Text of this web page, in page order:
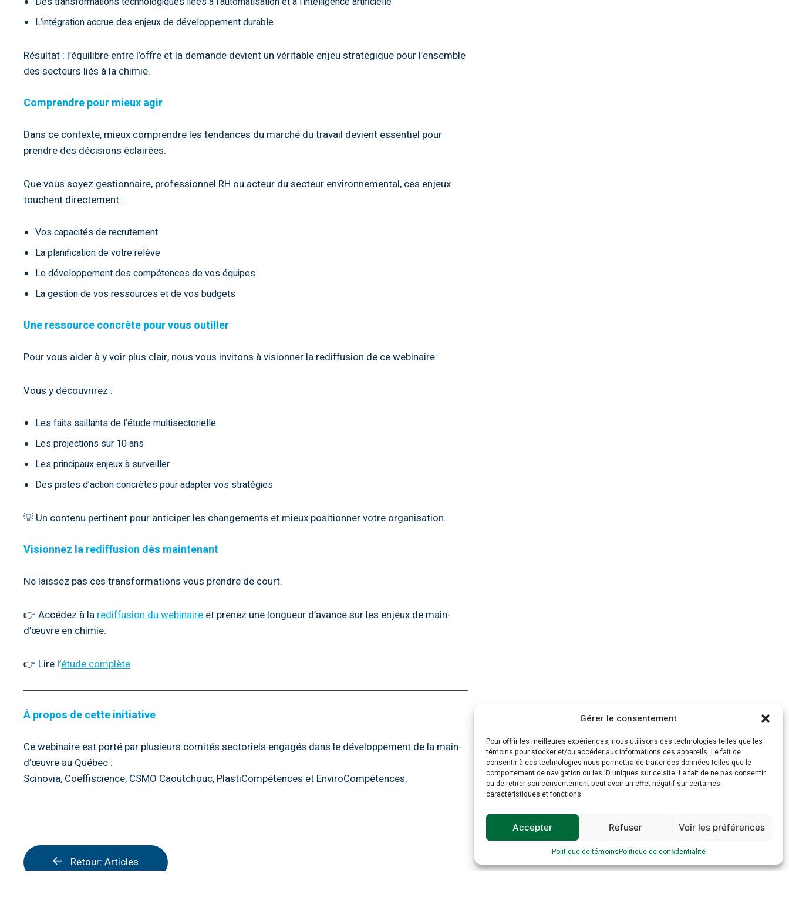
Gérer le consentement
Pour offrir les meilleures expériences, nous utilisons des technologies telles que les
témoins pour stocker et/ou accéder aux informations des appareils. Le fait de
consentir à ces technologies nous permettra de traiter des données telles que le
comportement de navigation ou les ID uniques sur ce site. Le fait de ne pas consentir
ou de retirer son consentement peut avoir un effet négatif sur certaines
caractéristiques et fonctions.
Accepter Refuser Voir les préférences
Politique de témoinsPolitique de confidentialité
L’intégration accrue des enjeux de développement durable
Résultat : l’équilibre entre l’offre et la demande devient un véritable enjeu stratégique pour l’ensemble
des secteurs liés à la chimie.
Comprendre pour mieux agir
Dans ce contexte, mieux comprendre les tendances du marché du travail devient essentiel pour
prendre des décisions éclairées.
Que vous soyez gestionnaire, professionnel RH ou acteur du secteur environnemental, ces enjeux
touchent directement :
Vos capacités de recrutement
La planification de votre relève
Le développement des compétences de vos équipes
La gestion de vos ressources et de vos budgets
Une ressource concrète pour vous outiller
Pour vous aider à y voir plus clair, nous vous invitons à visionner la rediffusion de ce webinaire.
Vous y découvrirez :
Les faits saillants de l’étude multisectorielle
Les projections sur 10 ans
Les principaux enjeux à surveiller
Des pistes d’action concrètes pour adapter vos stratégies
💡 Un contenu pertinent pour anticiper les changements et mieux positionner votre organisation.
Visionnez la rediffusion dès maintenant
Ne laissez pas ces transformations vous prendre de court.
👉 Accédez à larediffusion du webinaire et prenez une longueur d’avance sur les enjeux de main-
d’œuvre en chimie.
👉 Lire l’étude complète
À propos de cette initiative
Ce webinaire est porté par plusieurs comités sectoriels engagés dans le développement de la main-
d’œuvre au Québec :
Scinovia, Coeffiscience, CSMO Caoutchouc, PlastiCompétences et EnviroCompétences.
Retour: Articles